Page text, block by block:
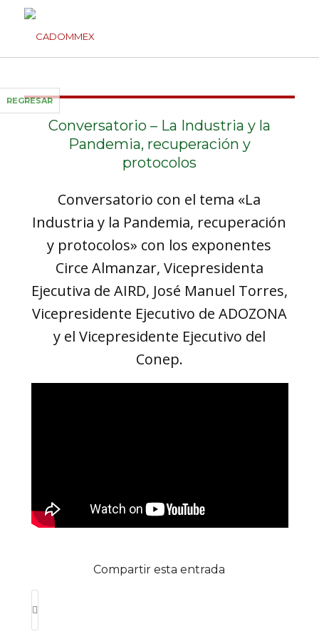
REGRESAR
Conversatorio – La Industria y la
Pandemia, recuperación y
protocolos
Conversatorio con el tema «La
Industria y la Pandemia, recuperación
y protocolos» con los exponentes
Circe Almanzar, Vicepresidenta
Ejecutiva de AIRD, José Manuel Torres,
Vicepresidente Ejecutivo de ADOZONA
y el Vicepresidente Ejecutivo del
Conep.
Compartir esta entrada